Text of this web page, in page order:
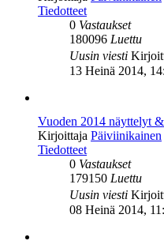
Tiedotteet
0 Vastaukset
180096 Luettu
Uusin viesti
13 Heinä 2014,
Vuoden 2014 näyttelyt
Kirjoittaja Päiviinikainen
Tiedotteet
0 Vastaukset
179150 Luettu
Uusin viesti
08 Heinä 2014,